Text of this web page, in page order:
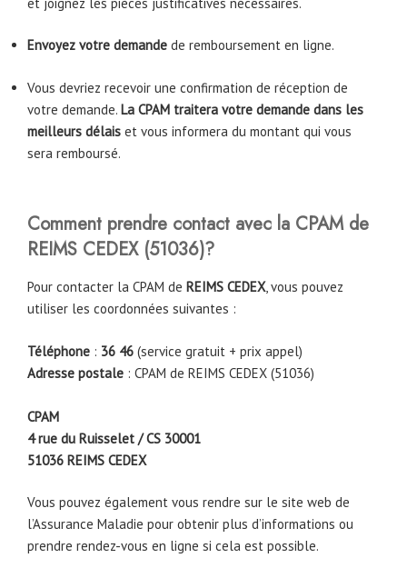
Envoyez votre demande de remboursement en ligne.
Vous devriez recevoir une confirmation de réception de
votre demande. La CPAM traitera votre demande dans les
meilleurs délais et vous informera du montant qui vous
sera remboursé.
Comment prendre contact avec la CPAM de
REIMS CEDEX (51036)?
Pour contacter la CPAM de REIMS CEDEX, vous pouvez
utiliser les coordonnées suivantes :
Téléphone : 36 46 (service gratuit + prix appel)
Adresse postale : CPAM de REIMS CEDEX (51036)
CPAM
4 rue du Ruisselet / CS 30001
51036 REIMS CEDEX
Vous pouvez également vous rendre sur le site web de
l’Assurance Maladie pour obtenir plus d’informations ou
prendre rendez-vous en ligne si cela est possible.